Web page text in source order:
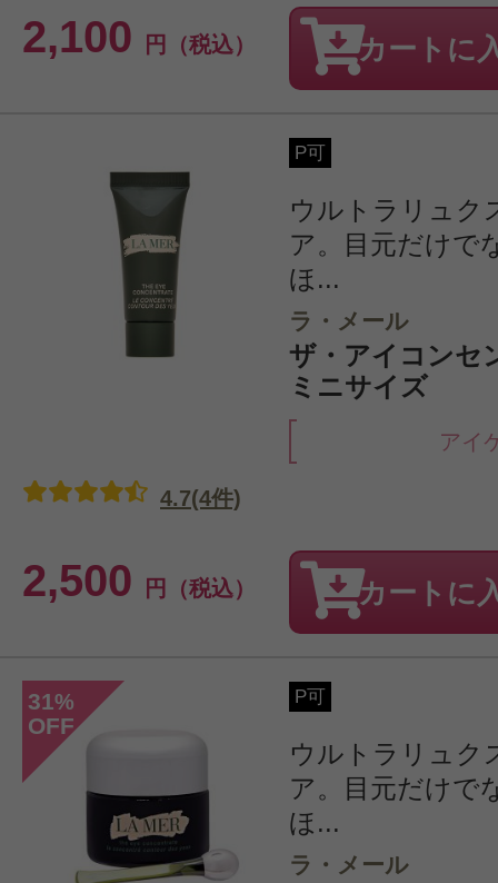
2,100 円（税込） カートに
P可
ウルトラリュク
ア。目元だけで
ほ...
ラ・メール
ザ・アイコンセ
ミニサイズ
アイ
2,500 円（税込）
4.7(4件)
カートに
31%
OFF
P可
ウルトラリュク
ア。目元だけで
ほ...
ラ・メール